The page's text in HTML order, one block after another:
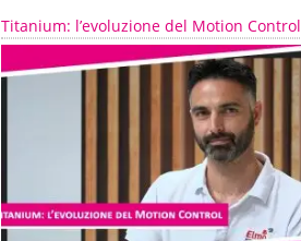
Titanium: l’evoluzione del Motion Control